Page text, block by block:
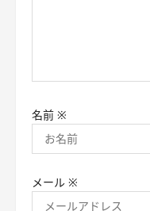
名前 ※
メール ※